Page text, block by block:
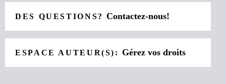
DES QUESTIONS?Contactez-nous!
ESPACE AUTEUR(S): Gérez vos droits